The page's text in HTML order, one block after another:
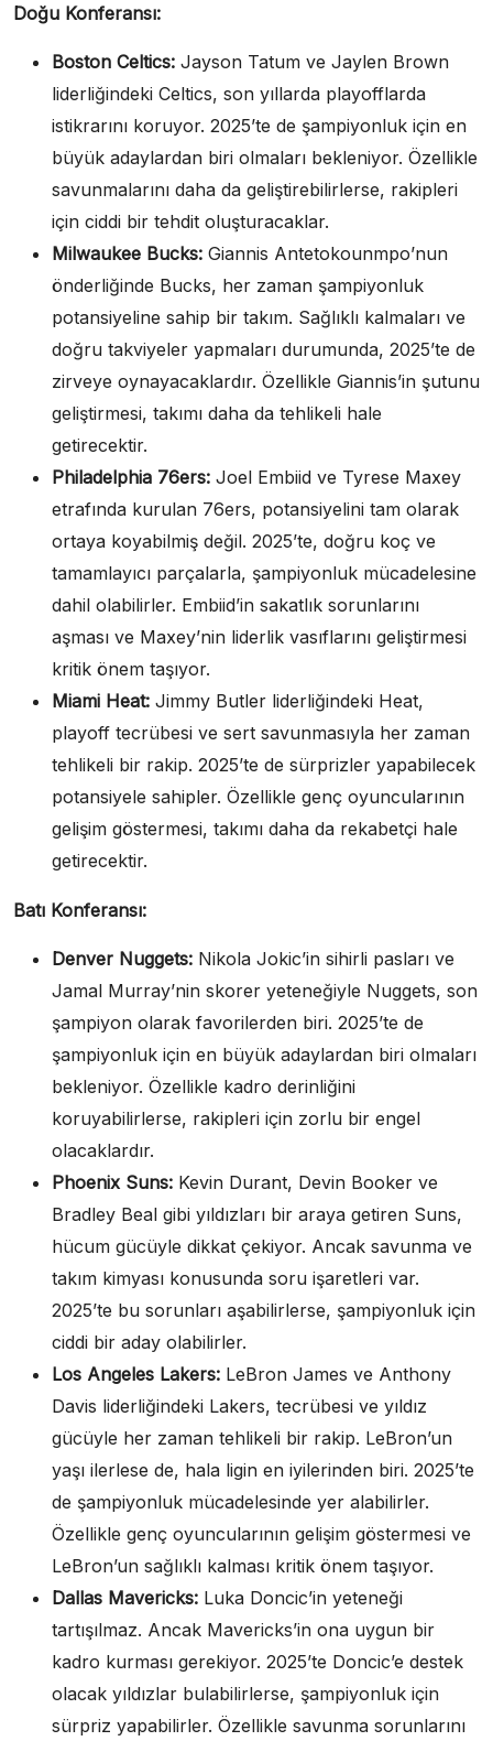
Doğu Konferansı:
Boston Celtics: Jayson Tatum ve Jaylen Brown
liderliğindeki Celtics, son yıllarda playofflarda
istikrarını koruyor. 2025’te de şampiyonluk için en
büyük adaylardan biri olmaları bekleniyor. Özellikle
savunmalarını daha da geliştirebilirlerse, rakipleri
için ciddi bir tehdit oluşturacaklar.
Milwaukee Bucks: Giannis Antetokounmpo’nun
önderliğinde Bucks, her zaman şampiyonluk
potansiyeline sahip bir takım. Sağlıklı kalmaları ve
doğru takviyeler yapmaları durumunda, 2025’te de
zirveye oynayacaklardır. Özellikle Giannis’in şutunu
geliştirmesi, takımı daha da tehlikeli hale
getirecektir.
Philadelphia 76ers: Joel Embiid ve Tyrese Maxey
etrafında kurulan 76ers, potansiyelini tam olarak
ortaya koyabilmiş değil. 2025’te, doğru koç ve
tamamlayıcı parçalarla, şampiyonluk mücadelesine
dahil olabilirler. Embiid’in sakatlık sorunlarını
aşması ve Maxey’nin liderlik vasıflarını geliştirmesi
kritik önem taşıyor.
Miami Heat: Jimmy Butler liderliğindeki Heat,
playoff tecrübesi ve sert savunmasıyla her zaman
tehlikeli bir rakip. 2025’te de sürprizler yapabilecek
potansiyele sahipler. Özellikle genç oyuncularının
gelişim göstermesi, takımı daha da rekabetçi hale
getirecektir.
Batı Konferansı:
Denver Nuggets: Nikola Jokic’in sihirli pasları ve
Jamal Murray’nin skorer yeteneğiyle Nuggets, son
şampiyon olarak favorilerden biri. 2025’te de
şampiyonluk için en büyük adaylardan biri olmaları
bekleniyor. Özellikle kadro derinliğini
koruyabilirlerse, rakipleri için zorlu bir engel
olacaklardır.
Phoenix Suns: Kevin Durant, Devin Booker ve
Bradley Beal gibi yıldızları bir araya getiren Suns,
hücum gücüyle dikkat çekiyor. Ancak savunma ve
takım kimyası konusunda soru işaretleri var.
2025’te bu sorunları aşabilirlerse, şampiyonluk için
ciddi bir aday olabilirler.
Los Angeles Lakers: LeBron James ve Anthony
Davis liderliğindeki Lakers, tecrübesi ve yıldız
gücüyle her zaman tehlikeli bir rakip. LeBron’un
yaşı ilerlese de, hala ligin en iyilerinden biri. 2025’te
de şampiyonluk mücadelesinde yer alabilirler.
Özellikle genç oyuncularının gelişim göstermesi ve
LeBron’un sağlıklı kalması kritik önem taşıyor.
Dallas Mavericks: Luka Doncic’in yeteneği
tartışılmaz. Ancak Mavericks’in ona uygun bir
kadro kurması gerekiyor. 2025’te Doncic’e destek
olacak yıldızlar bulabilirlerse, şampiyonluk için
sürpriz yapabilirler. Özellikle savunma sorunlarını